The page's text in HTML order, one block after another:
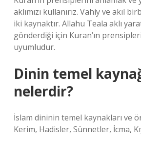
aklımızı kullanırız. Vahiy ve akıl
iki kaynaktır. Allahu Teala aklı
gönderdiği için Kuran’ın
uyumludur.
Dinin temel
nelerdir?
İslam dininin temel kaynakları ve
Kerim, Hadisler, Sünnetler, İcma,